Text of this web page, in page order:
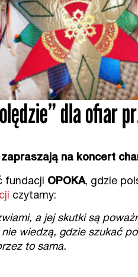
dla ofiar
na koncert
fundacji OPOKA, gdzie
czytamy:
a jej skutki są
wiedzą, gdzie szukać
to sama.